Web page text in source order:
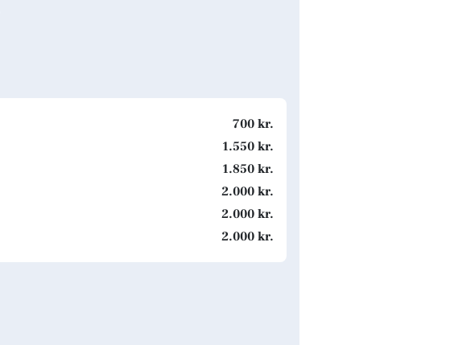
700 kr.
1.550 kr.
1.850 kr.
2.000 kr.
2.000 kr.
2.000 kr.